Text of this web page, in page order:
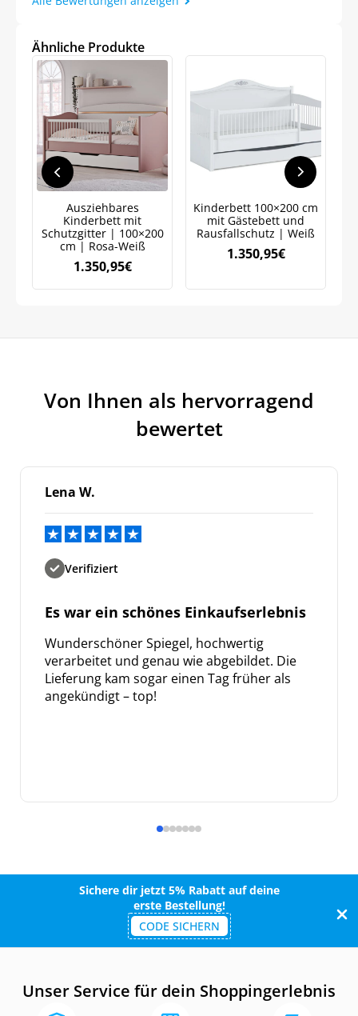
Ähnliche Produkte
Ausziehbares
Kinderbett mit
Schutzgitter | 100×200
cm | Rosa-Weiß
1.350,95€
Kinderbett 100×200 cm
mit Gästebett und
Rausfallschutz | Weiß
1.350,95€
Von Ihnen als hervorragend
bewertet
Lena W.
Verifiziert
Es war ein schönes Einkaufserlebnis
Wunderschöner Spiegel, hochwertig
verarbeitet und genau wie abgebildet. Die
Lieferung kam sogar einen Tag früher als
angekündigt – top!
Sichere dir jetzt 5% Rabatt auf deine
erste Bestellung!
CODE SICHERN
Unser Service für dein Shoppingerlebnis
Jetzt 5% Rabatt
auf Ihre erste Bestellung sichern!
Meinen Code senden
Bleiben Sie auf dem Laufenden über
Neuigkeiten und Angebote.
Weitere Informationen darüber, wie wir Ihre Daten für